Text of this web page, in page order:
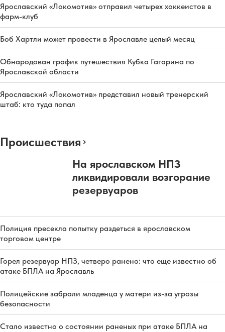
Ярославский «Локомотив» отправил четырех хоккеистов в
фарм-клуб
Боб Хартли может провести в Ярославле целый месяц
Обнародован график путешествия Кубка Гагарина по
Ярославской области
Ярославский «Локомотив» представил новый тренерский
штаб: кто туда попал
Происшествия
На ярославском НПЗ
ликвидировали возгорание
резервуаров
Полиция пресекла попытку раздеться в ярославском
торговом центре
Горел резервуар НПЗ, четверо ранено: что еще известно об
атаке БПЛА на Ярославль
Полицейские забрали младенца у матери из-за угрозы
безопасности
Стало известно о состоянии раненых при атаке БПЛА на